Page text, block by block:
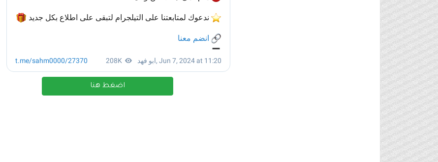
اضغط هنا